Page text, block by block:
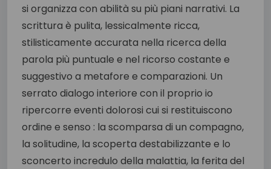
si organizza con abilità su più piani narrativi. La
scrittura è pulita, lessicalmente ricca,
stilisticamente accurata nella ricerca della
parola più puntuale e nel ricorso costante e
suggestivo a metafore e comparazioni. Un
serrato dialogo interiore con il proprio io
ripercorre eventi dolorosi cui si restituiscono
ordine e senso : la scomparsa di un compagno,
la solitudine, la scoperta destabilizzante e lo
sconcerto incredulo della malattia, la ferita del